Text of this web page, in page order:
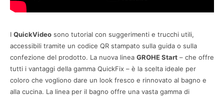
I QuickVideo sono tutorial con suggerimenti e trucchi utili,
accessibili tramite un codice QR stampato sulla guida o sulla
confezione del prodotto. La nuova linea GROHE Start – che offre
tutti i vantaggi della gamma QuickFix – è la scelta ideale per
coloro che vogliono dare un look fresco e rinnovato al bagno e
alla cucina. La linea per il bagno offre una vasta gamma di